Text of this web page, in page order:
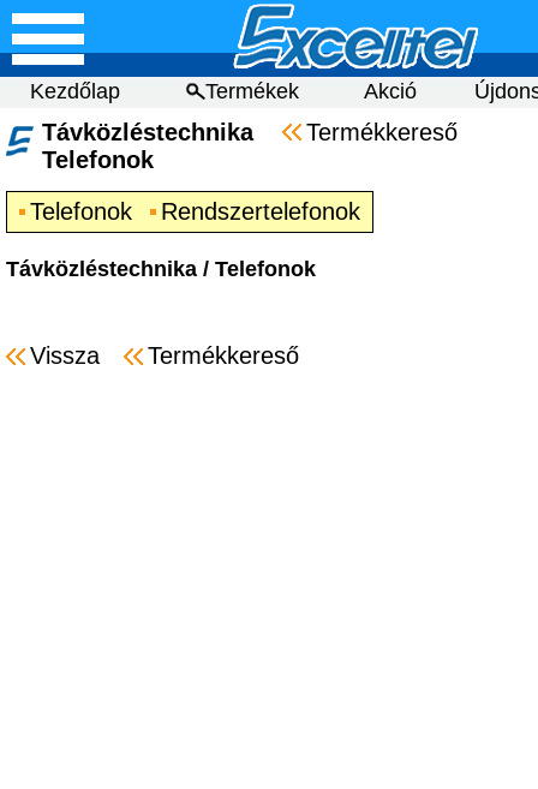
Kezdőlap Termékek Akció
Távközléstechnika
Termékkereső
Telefonok
Telefonok
Rendszertelefonok
Távközléstechnika / Telefonok
Vissza Termékkereső